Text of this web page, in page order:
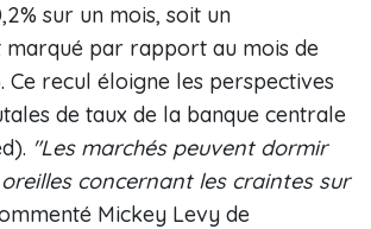
sur un mois, soit un
marqué par rapport au mois de
Ce recul éloigne les perspectives
de taux de la banque centrale
"Les marchés peuvent dormir
concernant les craintes sur
Mickey Levy de